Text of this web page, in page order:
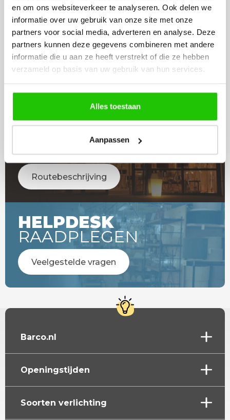
en om ons websiteverkeer te analyseren. Ook delen we
informatie over uw gebruik van onze site met onze
partners voor social media, adverteren en analyse. Deze
partners kunnen deze gegevens combineren met andere
informatie die u aan ze heeft verstrekt of die ze hebben
verzameld op basis van uw gebruik van hun services.
Alles toestaan
Aanpassen
LICHT
ADVIES
Raadpleeg adviseur
WINKEL
BEZOEKEN
Routebeschrijving
HELPDESK
RAADPLEGEN
Veelgestelde vragen
Barco.nl
Openingstijden
Soorten verlichting